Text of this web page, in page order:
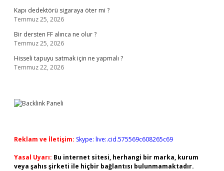
Kapı dedektörü sigaraya öter mi ?
Temmuz 25, 2026
Bir dersten FF alınca ne olur ?
Temmuz 25, 2026
Hisseli tapuyu satmak için ne yapmalı ?
Temmuz 22, 2026
Reklam ve İletişim: Skype: live:.cid.575569c608265c69
Yasal Uyarı: Bu internet sitesi, herhangi bir marka, kurum
veya şahıs şirketi ile hiçbir bağlantısı bulunmamaktadır.